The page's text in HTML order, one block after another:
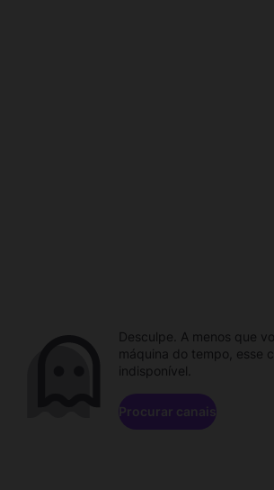
Desculpe. A menos que
máquina do tempo, esse
indisponível.
Procurar canais